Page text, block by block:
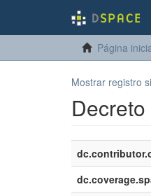
Página
Mostrar registro